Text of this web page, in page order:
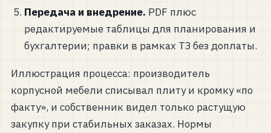
Передача и внедрение. PDF плюс
редактируемые таблицы для планирования и
бухгалтерии; правки в рамках ТЗ без доплаты.
Иллюстрация процесса: производитель
корпусной мебели списывал плиту и кромку «по
факту», и собственник видел только растущую
закупку при стабильных заказах. Нормы